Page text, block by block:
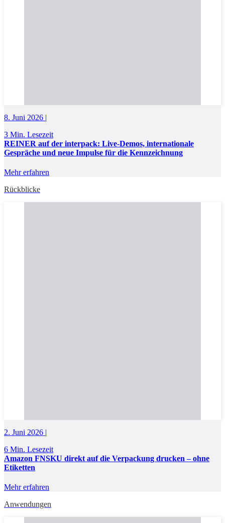
8. Juni 2026 |
3 Min. Lesezeit
REINER auf der interpack: Live-Demos, internationale
Gespräche und neue Impulse für die Kennzeichnung
Mehr erfahren
Rückblicke
2. Juni 2026 |
6 Min. Lesezeit
Amazon FNSKU direkt auf die Verpackung drucken – ohne
Etiketten
Mehr erfahren
Anwendungen